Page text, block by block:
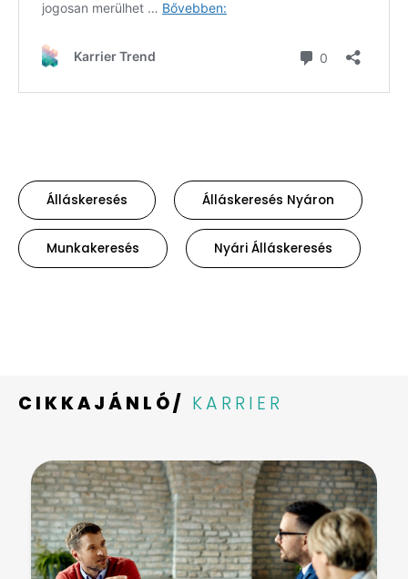
Álláskeresés Álláskeresés Nyáron
Munkakeresés Nyári Álláskeresés
CIKKAJÁNLÓ/ KARRIER